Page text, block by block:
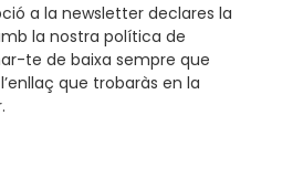
a la newsletter declares la
la nostra política de
te de baixa sempre que
que trobaràs en la